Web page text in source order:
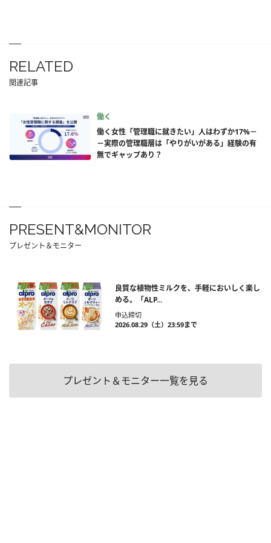
RELATED
関連記事
働く
働く女性「管理職に就きたい」人はわずか17%－
－実際の管理職層は「やりがいがある」経験の有
無でギャップあり？
PRESENT&MONITOR
プレゼント＆モニター
良質な植物性ミルクを、手軽においしく楽し
める。「ALP...
申込締切
2026.08.29（土）23:59まで
プレゼント＆モニター一覧を見る